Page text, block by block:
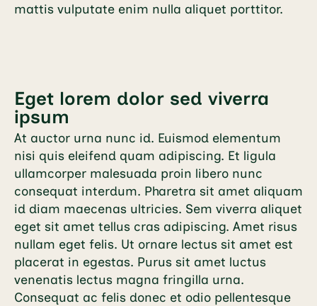
mattis vulputate enim nulla aliquet porttitor.
Eget lorem dolor sed viverra
ipsum
At auctor urna nunc id. Euismod elementum
nisi quis eleifend quam adipiscing. Et ligula
ullamcorper malesuada proin libero nunc
consequat interdum. Pharetra sit amet aliquam
id diam maecenas ultricies. Sem viverra aliquet
eget sit amet tellus cras adipiscing. Amet risus
nullam eget felis. Ut ornare lectus sit amet est
placerat in egestas. Purus sit amet luctus
venenatis lectus magna fringilla urna.
Consequat ac felis donec et odio pellentesque